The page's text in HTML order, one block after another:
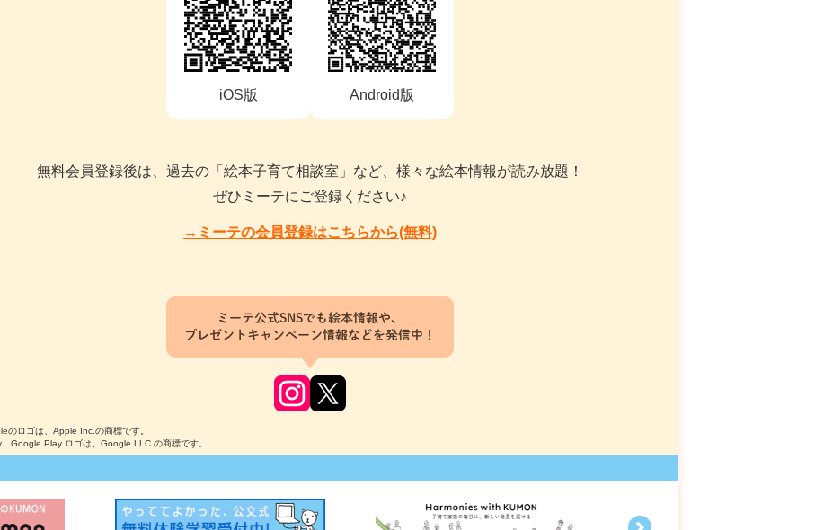
iOS版 Android版
無料会員登録後は、過去の「絵本子育て相談室」など、様々な絵本情報が読み放題！
ぜひミーテにご登録ください♪
→ミーテの会員登録はこちらから(無料)
ミーテ公式SNSでも絵本情報や、
プレゼントキャンペーン情報などを発信中！
のロゴは、Apple Inc.の商標です。
Google Play ロゴは、Google LLC の商標です。